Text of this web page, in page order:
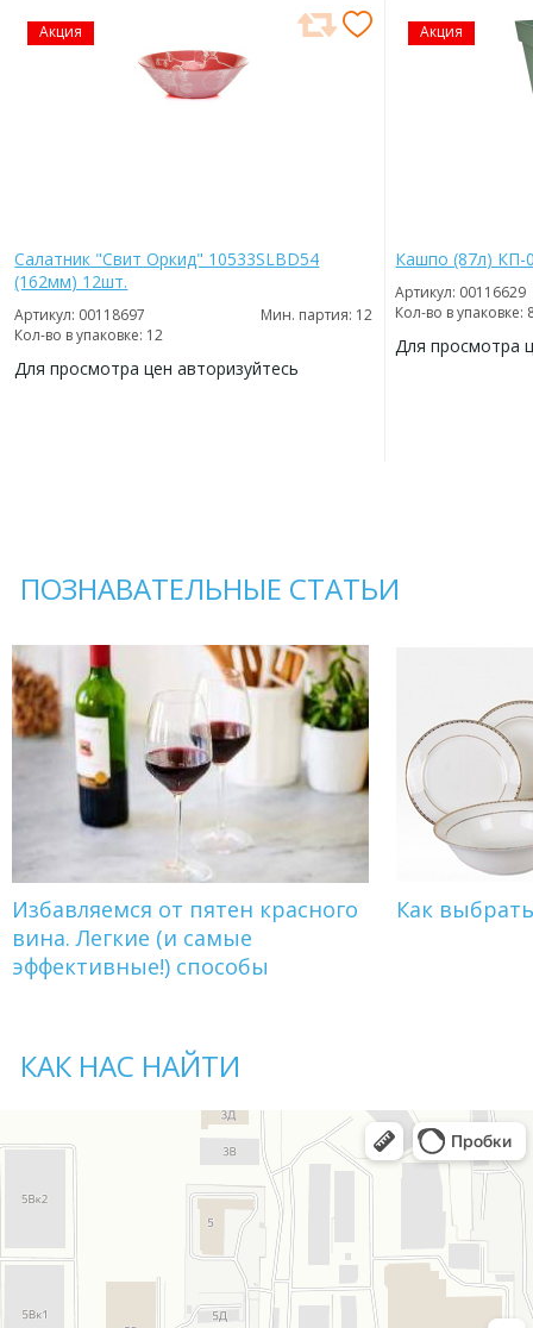
Акция
Салатник "Свит Оркид" 10533SLBD54
(162мм) 12шт.
Артикул: 00118697
Мин. партия: 12
Кол-во в упаковке: 12
Для просмотра цен авторизуйтесь
Акция
Кашпо (87л) КП-
Артикул: 00116629
Кол-во в упаковке:
Для просмотра
ПОЗНАВАТЕЛЬНЫЕ СТАТЬИ
Избавляемся от пятен красного
вина. Легкие (и самые
эффективные!) способы
Как
КАК НАС НАЙТИ